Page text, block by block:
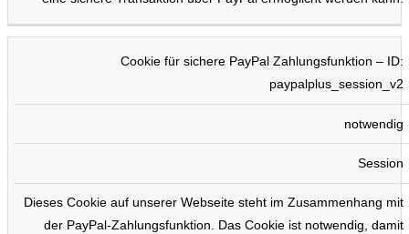
Cookie für sichere PayPal Zahlungsfunktion – ID:
paypalplus_session_v2
notwendig
Session
Dieses Cookie auf unserer Webseite steht im Zusammenhang mit
der PayPal-Zahlungsfunktion. Das Cookie ist notwendig, damit